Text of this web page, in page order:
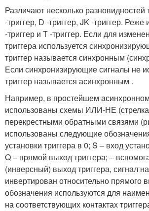
Различают несколько разновидностей
-триггер, D -триггер, JK -триггер.
-триггер и Т -триггер. Если для
триггера используется
триггер называется синхронным
Если синхронизирующие сигналы не
триггер называется асинхронным .
Например, в простейшем
использованы схемы ИЛИ-НЕ
перекрестными обратными связями
использованы следующие
установки триггера в 0; S – вход
Q – прямой выход триггера; –
(инверсный) выход триггера, сигнал
инвертирован относительно прямого
обозначения используются для
на соответствующих контактах